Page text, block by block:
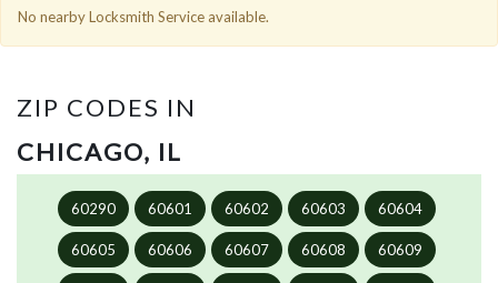
No nearby Locksmith Service available.
ZIP CODES IN
CHICAGO, IL
60290 60601 60602 60603 60604
60605 60606 60607 60608 60609